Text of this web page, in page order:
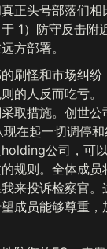
正头号部落们
1）防守反击附
方部署。
刷怪和市场纠
的人反而吃亏
取措施。创世公
在起一切调停
公司，可
规则。全体成员
来投诉检察官。
成员能够尊重，